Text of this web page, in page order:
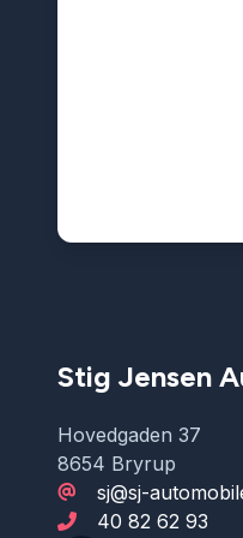
Stig Jensen
Hovedgaden 37
8654 Bryrup
sj@sj-
40 82 62 93